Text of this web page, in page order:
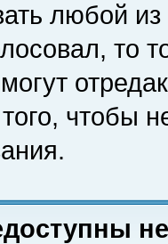
любой
то
чтобы